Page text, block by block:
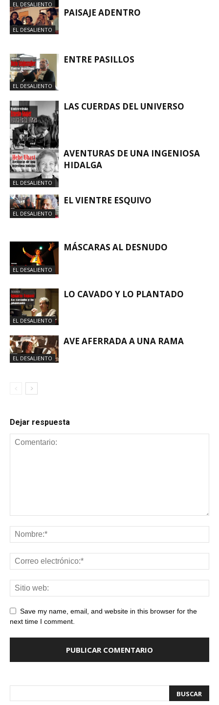
EL DESALIENTO
EL DESALIENTO
PAISAJE ADENTRO
EL DESALIENTO
ENTRE PASILLOS
EL DESALIENTO
LAS CUERDAS DEL UNIVERSO
EL DESALIENTO
AVENTURAS DE UNA INGENIOSA
HIDALGA
EL DESALIENTO
EL VIENTRE ESQUIVO
EL DESALIENTO
MÁSCARAS AL DESNUDO
EL DESALIENTO
LO CAVADO Y LO PLANTADO
EL DESALIENTO
AVE AFERRADA A UNA RAMA
Dejar respuesta
Save my name, email, and website in this browser for the
next time I comment.